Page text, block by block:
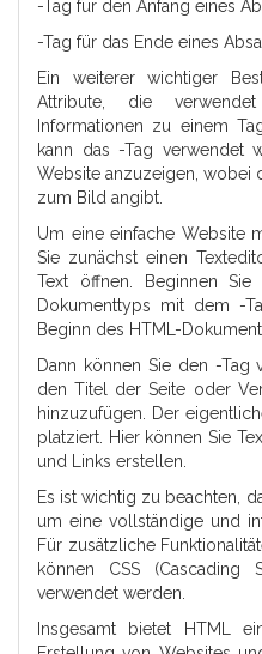
-Tag für den Anfang eines
-Tag für das Ende eines
Ein weiterer wichtiger
Attribute, die
Informationen zu einem
kann das -Tag verwendet
Website anzuzeigen, wobei
zum Bild angibt.
Um eine einfache Website
Sie zunächst einen
Text öffnen. Beginnen
Dokumenttyps mit dem -
Beginn des HTML-
Dann können Sie den -Tag
den Titel der Seite oder
hinzuzufügen. Der
platziert. Hier können Sie
und Links erstellen.
Es ist wichtig zu beachten,
um eine vollständige und
Für zusätzliche
können CSS (Cascading
verwendet werden.
Insgesamt bietet HTML